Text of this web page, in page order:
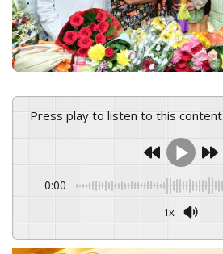
Press play to listen to this content
0:00
1x